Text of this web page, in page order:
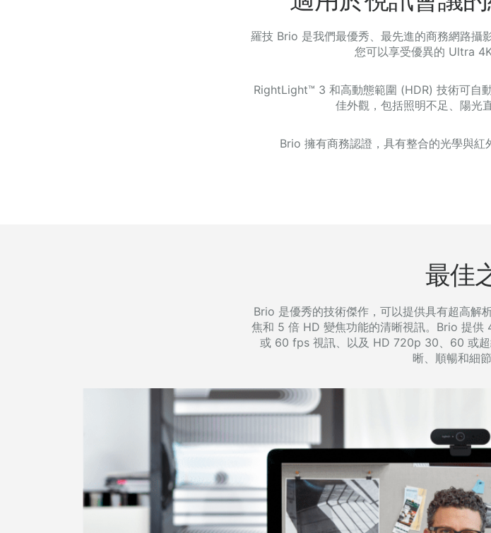
羅技 Brio 是我們最優秀、最先進的商務網路攝
您可以享受優異的 Ultra
RightLight™ 3 和高動態範圍 (HDR) 技術可自
佳外觀，包括照明不足、陽光
Brio 擁有商務認證，具有整合的光學與紅
最佳
Brio 是優秀的技術傑作，可以提供具有超高解
焦和 5 倍 HD 變焦功能的清晰視訊。Brio 提
或 60 fps 視訊、以及 HD 720p 30、60 或
晰、順暢和細節